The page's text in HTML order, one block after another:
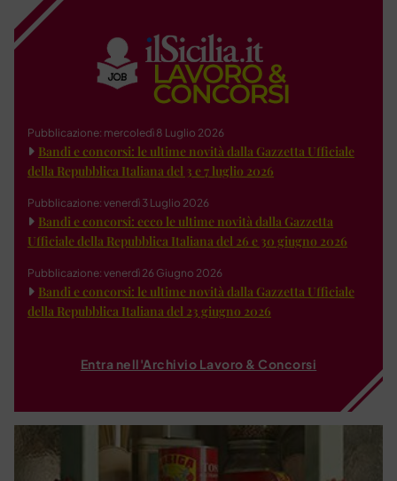
Pubblicazione: mercoledì 8 Luglio 2026
Bandi e concorsi: le ultime novità dalla Gazzetta Ufficiale
della Repubblica Italiana del 3 e 7 luglio 2026
Pubblicazione: venerdì 3 Luglio 2026
Bandi e concorsi: ecco le ultime novità dalla Gazzetta
Ufficiale della Repubblica Italiana del 26 e 30 giugno 2026
Pubblicazione: venerdì 26 Giugno 2026
Bandi e concorsi: le ultime novità dalla Gazzetta Ufficiale
della Repubblica Italiana del 23 giugno 2026
Entra nell'Archivio Lavoro & Concorsi